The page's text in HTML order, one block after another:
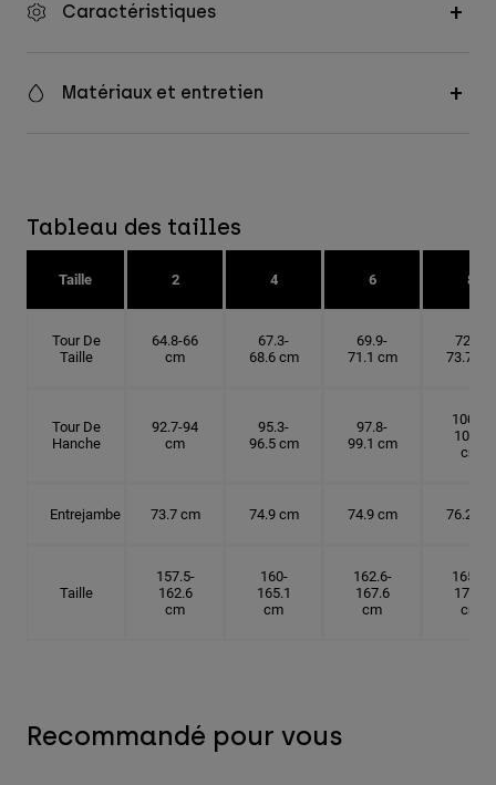
Caractéristiques
Matériaux et entretien
Tableau des tailles
Taille 2 4 6 8
Tour De
Taille
64.8-66
cm
67.3-
68.6 cm
69.9-
71.1 cm
72.4-
73.7 cm
Tour De
Hanche
92.7-94
cm
95.3-
96.5 cm
97.8-
99.1 cm
100.3-
101.6
cm
Entrejambe 73.7 cm 74.9 cm 74.9 cm 76.2 cm
Taille
157.5-
162.6
cm
160-
165.1
cm
162.6-
167.6
cm
165.1-
172.7
cm
Recommandé pour vous